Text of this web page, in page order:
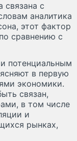
связана с
аналитика
этот фактор
сравнению с
потенциальным
в первую
экономики.
связан,
в том числе
и
рынках,